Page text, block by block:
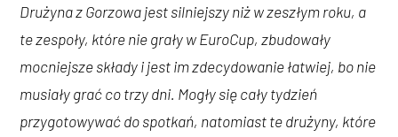
Drużyna z Gorzowa jest silniejszy niż w zeszłym roku, a
te zespoły, które nie grały w EuroCup, zbudowały
mocniejsze składy i jest im zdecydowanie łatwiej, bo nie
musiały grać co trzy dni. Mogły się cały tydzień
przygotowywać do spotkań, natomiast te drużyny, które